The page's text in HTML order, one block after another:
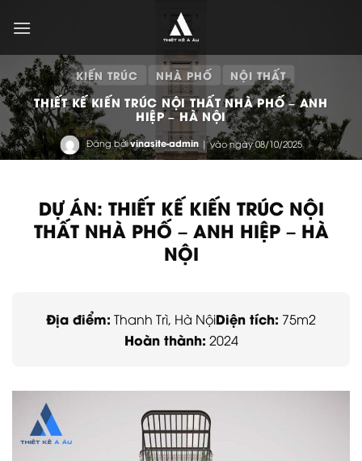
qua
dung
KIẾN TRÚC NHÀ PHỐ NỘI THẤT
THIẾT KẾ KIẾN TRÚC NỘI THẤT NHÀ PHỐ – ANH
HIỆP – HÀ NỘI
Đăng bởivinasite-admin | vào ngày 08/10/2025
DỰ ÁN: THIẾT KẾ KIẾN TRÚC NỘI
THẤT NHÀ PHỐ – ANH HIỆP – HÀ
NỘI
Địa điểm: Thanh Trì, Hà NộiDiện tích: 75m2
Hoàn thành: 2024